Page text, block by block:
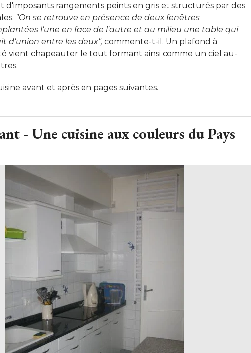
d'imposants rangements peints en gris et structurés par des
"On se retrouve en présence de deux fenêtres
l'une en face de l'autre et au milieu une table qui
d'union entre les deux", commente-t-il. Un plafond à
vient chapeauter le tout formant ainsi comme un ciel au-
avant et après en pages suivantes.
- Une cuisine aux couleurs du Pays